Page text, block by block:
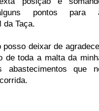
pontos para
da Taça.
posso deixar de
de toda a malta da
abastecimentos que